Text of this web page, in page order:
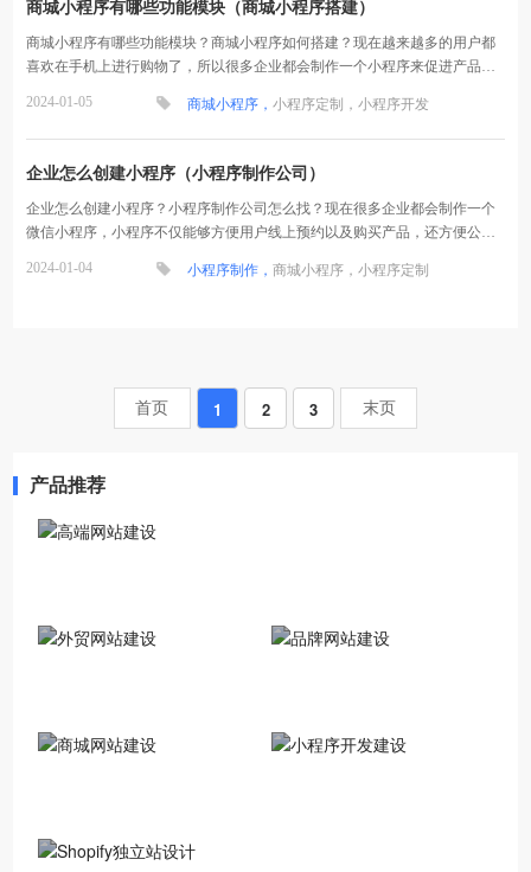
产品推荐
商城小程序有哪些功能模块（商城小程序搭建）
商城小程序有哪些功能模块？商城小程序如何搭建？现在越来越多的用户都
喜欢在手机上进行购物了，所以很多企业都会制作一个小程序来促进产品的
2024-01-05 商城小程序， 小程序定制， 小程序开发
企业怎么创建小程序（小程序制作公司）
企业怎么创建小程序？小程序制作公司怎么找？现在很多企业都会制作一个
微信小程序，小程序不仅能够方便用户线上预约以及购买产品，还方便公司
2024-01-04 小程序制作， 商城小程序， 小程序定制
1 2 3